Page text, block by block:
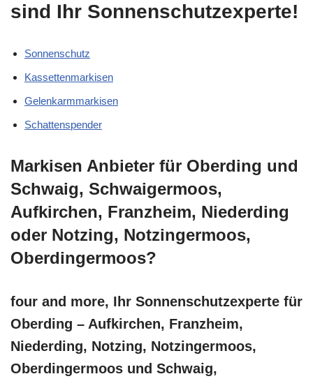
sind Ihr Sonnenschutzexperte!
Sonnenschutz
Kassettenmarkisen
Gelenkarmmarkisen
Schattenspender
Markisen Anbieter für Oberding und
Schwaig, Schwaigermoos,
Aufkirchen, Franzheim, Niederding
oder Notzing, Notzingermoos,
Oberdingermoos?
four and more, Ihr Sonnenschutzexperte für
Oberding – Aufkirchen, Franzheim,
Niederding, Notzing, Notzingermoos,
Oberdingermoos und Schwaig,